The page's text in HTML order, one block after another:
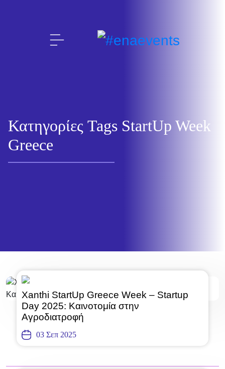
Κατηγορίες Tags StartUp Week
Greece
Xanthi StartUp Greece Week – Startup
Day 2025: Καινοτομία στην
Αγροδιατροφή
03 Σεπ 2025